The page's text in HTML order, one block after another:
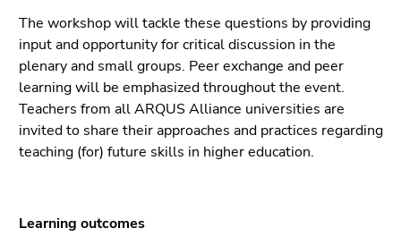
Zu
den
Seiteneinstellungen
(Benutzer/Sprache)
(Zugriffstaste
8)
Zur
9)
The workshop will tackle these questions by providing
input and opportunity for critical discussion in the
plenary and small groups. Peer exchange and peer
learning will be emphasized throughout the event.
Teachers from all ARQUS Alliance universities are
invited to share their approaches and practices regarding
teaching (for) future skills in higher education.
Learning outcomes